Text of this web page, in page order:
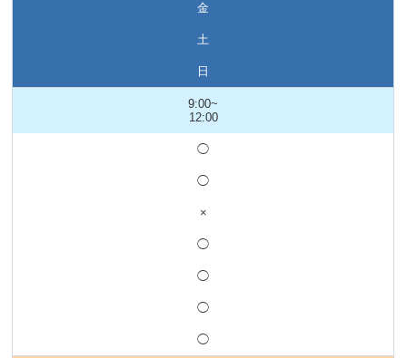
金
土
日
9:00~
12:00
◯
◯
×
◯
◯
◯
◯